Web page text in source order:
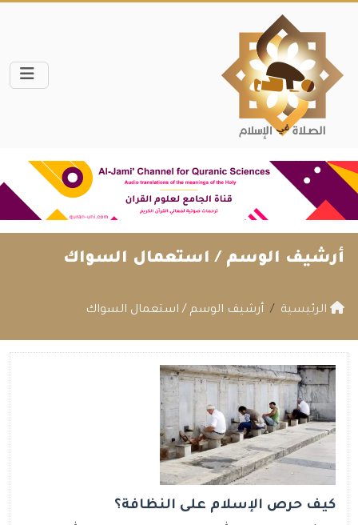
أرشيف الوسم / استعمال السواك
الرئيسية أرشيف الوسم / استعمال السواك
كيف حرص الإسلام على النظافة؟